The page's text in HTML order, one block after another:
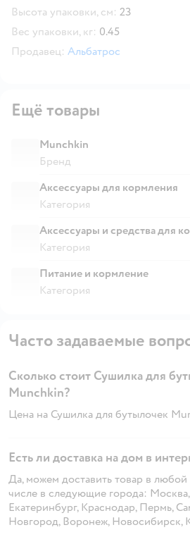
Высота упаковки, см: 23
Вес упаковки, кг: 0.45
Продавец: Альбатрос
Ещё товары
Munchkin
Бренд
Аксессуары для кормления
Категория
Аксессуары и средства для
Категория
Питание и кормление
Категория
Часто задаваемые
Сколько стоит Сушилка для
Munchkin?
Цена на Сушилка для бутылочек
Есть ли доставка на дом в
Да, можем доставить товар в
числе в следующие города:
Екатеринбург, Краснодар, Пермь,
Новгород, Воронеж, Новосибирск,